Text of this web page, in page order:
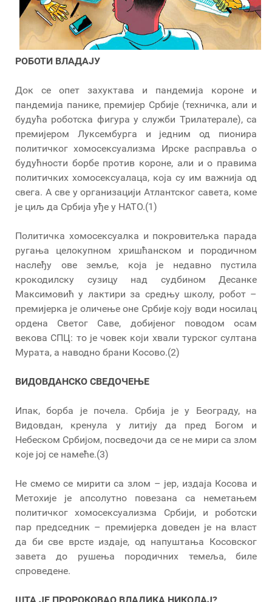
РОБОТИ ВЛАДАЈУ
Док се опет захуктава и пандемија короне и
пандемија панике, премијер Србије (техничка, али и
будућа роботска фигура у служби Трилатерале), са
премијером Луксембурга и једним од пионира
политичког хомосексуализма Ирске расправља о
будућности борбе против короне, али и о правима
политичких хомосексуалаца, која су им важнија од
свега. А све у организацији Атлантског савета, коме
је циљ да Србија уђе у НАТО.(1)
Политичка хомосексуалка и покровитељка парада
ругања целокупном хришћанском и породичном
наслеђу ове земље, која је недавно пустила
крокодилску сузицу над судбином Десанке
Максимовић у лактири за средњу школу, робот –
премијерка је оличење оне Србије коју води носилац
ордена Светог Саве, добијеног поводом осам
векова СПЦ: то је човек који хвали турског султана
Мурата, а наводно брани Косово.(2)
ВИДОВДАНСКО СВЕДОЧЕЊЕ
Ипак, борба је почела. Србија је у Београду, на
Видовдан, кренула у литију да пред Богом и
Небеском Србијом, посведочи да се не мири са злом
које јој се намеће.(3)
Не смемо се мирити са злом – јер, издаја Косова и
Метохије је апсолутно повезана са неметањем
политичког хомосексуализма Србији, и роботски
пар председник – премијерка доведен је на власт
да би све врсте издаје, од напуштања Косовског
завета до рушења породичних темеља, биле
спроведене.